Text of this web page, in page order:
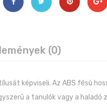
(0)
képviseli. Az ABS fésû
a tanulók vagy a haladó